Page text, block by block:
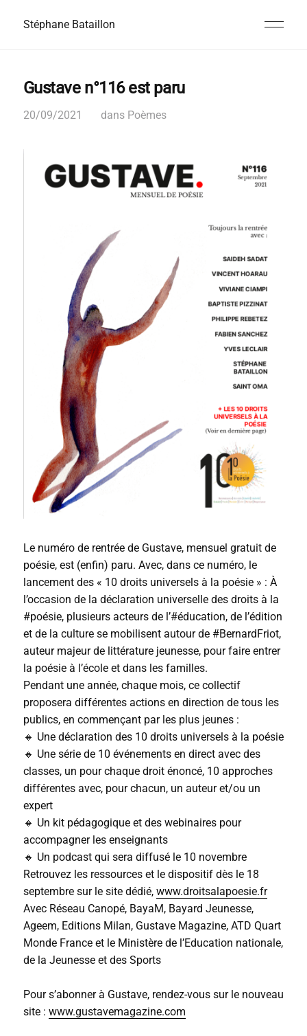
Stéphane Bataillon
Gustave n°116 est paru
20/09/2021 dans Poèmes
Le numéro de rentrée de Gustave, mensuel gratuit de
poésie, est (enfin) paru. Avec, dans ce numéro, le
lancement des « 10 droits universels à la poésie » : À
l’occasion de la déclaration universelle des droits à la
#poésie, plusieurs acteurs de l’#éducation, de l’édition
et de la culture se mobilisent autour de #BernardFriot,
auteur majeur de littérature jeunesse, pour faire entrer
la poésie à l’école et dans les familles.
Pendant une année, chaque mois, ce collectif
proposera différentes actions en direction de tous les
publics, en commençant par les plus jeunes :
🔸 Une déclaration des 10 droits universels à la poésie
🔸 Une série de 10 événements en direct avec des
classes, un pour chaque droit énoncé, 10 approches
différentes avec, pour chacun, un auteur et/ou un
expert
🔸 Un kit pédagogique et des webinaires pour
accompagner les enseignants
🔸 Un podcast qui sera diffusé le 10 novembre
Retrouvez les ressources et le dispositif dès le 18
septembre sur le site dédié, www.droitsalapoesie.fr
Avec Réseau Canopé, BayaM, Bayard Jeunesse,
Ageem, Editions Milan, Gustave Magazine, ATD Quart
Monde France et le Ministère de l’Education nationale,
de la Jeunesse et des Sports
Pour s’abonner à Gustave, rendez-vous sur le nouveau
site : www.gustavemagazine.com